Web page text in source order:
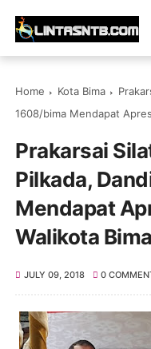
Home Kota Bima
1608/bima Mendapat
Prakarsai
Pilkada,
Mendapat
Walikota Bima
JULY 09, 2018 0